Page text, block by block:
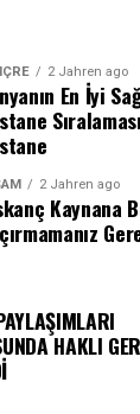
2 Jahren ago
En İyi
2 Jahren ago
Kaynana
HAKLI